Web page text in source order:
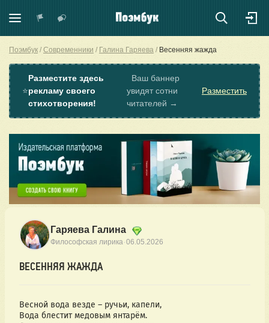
Поэмбук Современники Галина Гаряева Весенняя жажда
⭐
Разместите здесь
рекламу своего
стихотворения!
Ваш баннер
увидят сотни
читателей →
Разместить
Гаряева Галина
Философская лирика·06.05.2026
ВЕСЕННЯЯ ЖАЖДА
Весной вода везде – ручьи, капели,
Вода блестит медовым янтарём.